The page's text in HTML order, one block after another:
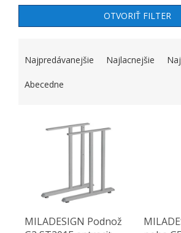
OTVORIŤ FILTER
Najpredávanejšie Najlacnejšie
Abecedne
VÝPIS PRODUKTOV
MILADESIGN Podnož